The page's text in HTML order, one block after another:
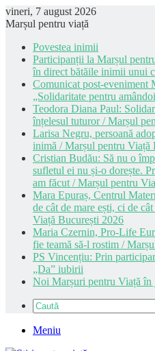
vineri, 7 august 2026
Marșul pentru viață
Povestea inimii
Participanții la Marșul
în direct bătăile inimii unui
Comunicat post-eveniment
„Solidaritate pentru
Teodora Diana Paul:
înțelesul tuturor / Marșul
Larisa Negru, persoană
inimă / Marșul pentru Viață
Cristian Budău: Să nu o
sufletul ei nu și-o dorește.
am făcut / Marșul pentru
Mara Epuraș, Centrul
de cât de mare ești, ci de
Viață București 2026
Maria Czernin, Pro-Life
fie teamă să-l rostim /
PS Vincențiu: Prin
„Da” iubirii
Noi Marșuri pentru Viață
Meniu